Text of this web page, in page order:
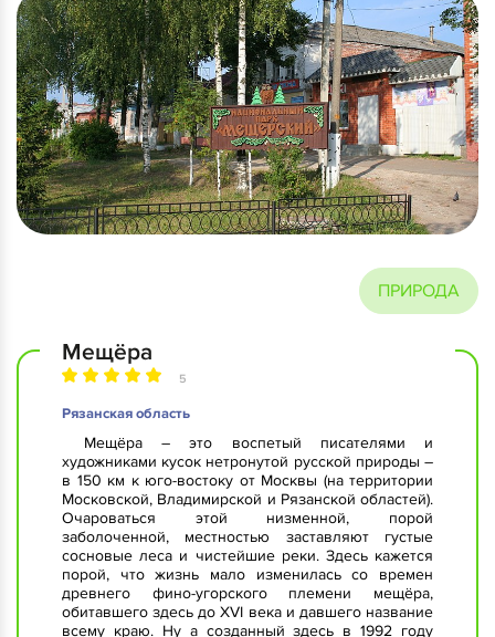
ПРИРОДА
Мещёра
5
Рязанская область
Мещёра – это воспетый писателями и
художниками кусок нетронутой русской природы –
в 150 км к юго-востоку от Москвы (на территории
Московской, Владимирской и Рязанской областей).
Очароваться этой низменной, порой
заболоченной, местностью заставляют густые
сосновые леса и чистейшие реки. Здесь кажется
порой, что жизнь мало изменилась со времен
древнего фино-угорского племени мещёра,
обитавшего здесь до XVI века и давшего название
всему краю. Ну а созданный здесь в 1992 году